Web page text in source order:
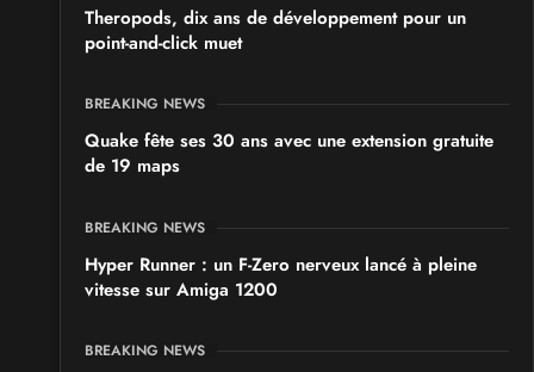
Theropods, dix ans de développement pour un
point-and-click muet
BREAKING NEWS
Quake fête ses 30 ans avec une extension gratuite
de 19 maps
BREAKING NEWS
Hyper Runner : un F-Zero nerveux lancé à pleine
vitesse sur Amiga 1200
BREAKING NEWS